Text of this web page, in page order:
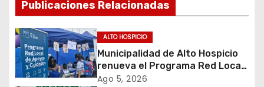
g
a
c
i
Publicaciones Relacionadas
ALTO HOSPICIO
Municipalidad de Alto Hospicio
renueva el Programa Red Local
de Apoyos y Cuidados
Ago 5, 2026